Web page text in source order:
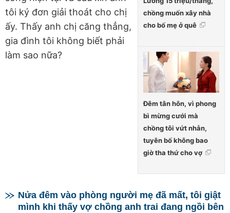
chồng muốn xây nhà
cho bố mẹ ở quê
Đêm tân hôn, vì phong
bì mừng cưới mà
chồng tôi vứt nhẫn,
tuyên bố không bao
giờ tha thứ cho vợ
tôi ký đơn giải thoát cho chị
ấy. Thấy anh chị căng thẳng,
gia đình tôi không biết phải
làm sao nữa?
Nửa đêm vào phòng người mẹ đã mất, tôi giật
mình khi thấy vợ chồng anh trai đang ngồi bên